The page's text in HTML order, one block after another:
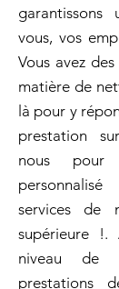
vous, vos
Vous avez
matière de
là pour y
prestation
nous
services de
supérieure !.
niveau de
prestations